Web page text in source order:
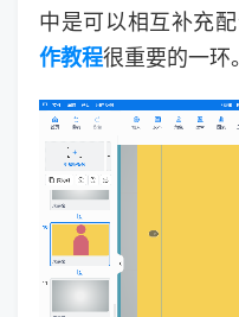
中是可以相互补充
作教程很重要的一环。